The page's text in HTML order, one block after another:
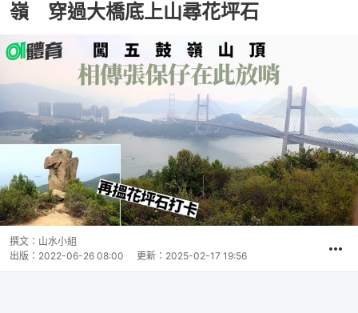
嶺 穿過大橋底上山尋花坪石
撰文： 山水小組
出版： 2022-06-26 08:00 更新： 2025-02-17 19:56